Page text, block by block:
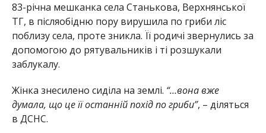
83-річна мешканка села Станькова, Верхнянської
ТГ, в післяобідню пору вирушила по гриби ліс
поблизу села, проте зникла. Її родичі звернулись за
допомогою до рятувальників і ті розшукали
заблукалу.
Жінка знесилено сиділа на землі. “…вона вже
думала, що це її останній похід по гриби”, – діляться
в ДСНС.